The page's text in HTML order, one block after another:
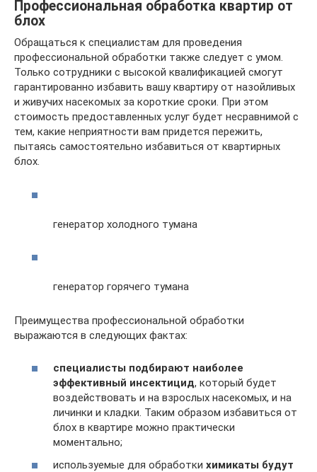
Профессиональная обработка квартир от
блох
Обращаться к специалистам для проведения
профессиональной обработки также следует с умом.
Только сотрудники с высокой квалификацией смогут
гарантированно избавить вашу квартиру от назойливых
и живучих насекомых за короткие сроки. При этом
стоимость предоставленных услуг будет несравнимой с
тем, какие неприятности вам придется пережить,
пытаясь самостоятельно избавиться от квартирных
блох.
генератор холодного тумана
генератор горячего тумана
Преимущества профессиональной обработки
выражаются в следующих фактах:
специалисты подбирают наиболее
эффективный инсектицид, который будет
воздействовать и на взрослых насекомых, и на
личинки и кладки. Таким образом избавиться от
блох в квартире можно практически
моментально;
используемые для обработки химикаты будут